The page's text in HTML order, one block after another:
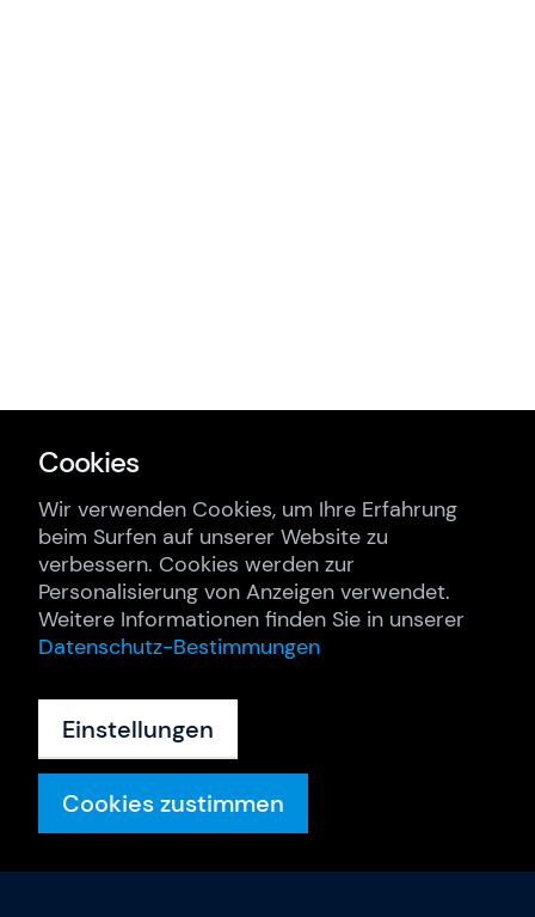
Cookies
Wir verwenden Cookies, um Ihre Erfahrung
beim Surfen auf unserer Website zu
verbessern. Cookies werden zur
Personalisierung von Anzeigen verwendet.
Weitere Informationen finden Sie in unserer
Datenschutz-Bestimmungen
Einstellungen
Cookies zustimmen